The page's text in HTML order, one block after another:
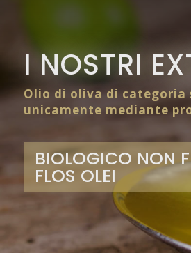
I NOSTRI
Olio di oliva di
unicamente mediante
BIOLOGICO NON
FLOS OLEI